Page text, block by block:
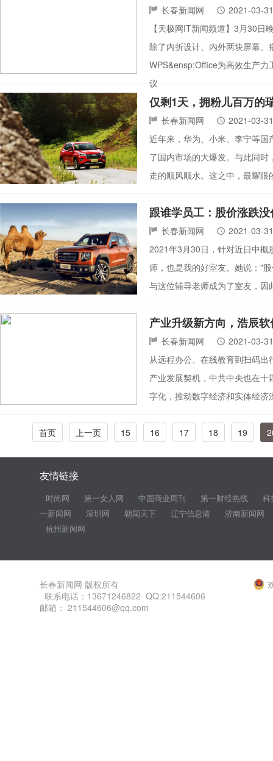
长春新闻网
2021-03-31
【天极网IT新闻频道】3月30
除了内折设计、内外两块屏幕
WPS&ensp;Office为高效生产
议
仅剩1天，拥粉儿百万的
长春新闻网
2021-03-31
近年来，华为、小米、李宁等国
了国内市场的大爆发。与此同
走的顺风顺水。这之中，最耀
跟谁学员工：股价涨跌
长春新闻网
2021-03-31
2021年3月30日，针对近日中概
师，也是我的好室友。她说："
与这位辅导老师成为了室友，
产业升级新方向，浩辰
长春新闻网
2021-03-31
从远程办公、在线教育到扫码
产业发展契机，中共中央也在
字化，推动数字经济和实体经
首页 上一页 15 16 17 18 19
友情链接
时尚网 第一女人网 中国商业周刊 第一财经热线
科
一新闻网
深圳网 朝闻天下 辽宁信息港
济南新闻网
杭州新闻网
长春新闻网 版权所有
联系电话：13671246822 QQ:211544606
邮箱： 211544606@qq.com